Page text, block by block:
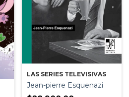
LAS SERIES TELEVISIVAS
Jean-pierre Esquenazi